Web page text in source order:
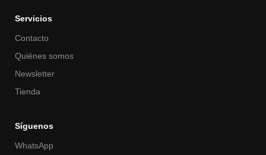
Servicios
Contacto
Quiénes somos
Newsletter
Tienda
Síguenos
WhatsApp